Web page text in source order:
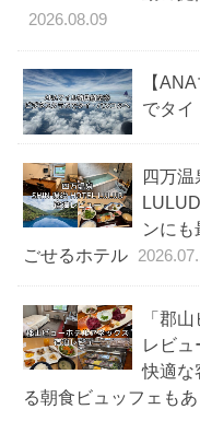
2026.08.09
【
でタイ
四万温
ンに
ごせるホテル
「郡
レビ
快適な
る朝食ビュッフェもあ